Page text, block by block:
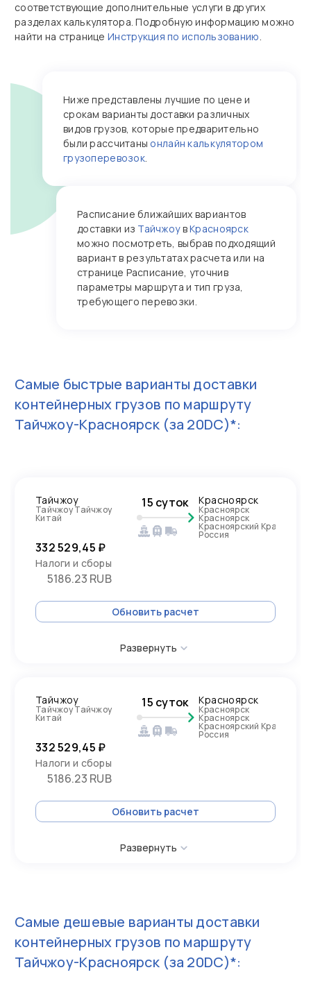
соответствующие дополнительные услуги в других
разделах калькулятора. Подробную информацию можно
найти на страницеИнструкция по использованию.
Ниже представлены лучшие по цене и
срокам варианты доставки различных
видов грузов, которые предварительно
были рассчитаны онлайн калькулятором
грузоперевозок.
Расписание ближайших вариантов
доставки из ТайчжоувКрасноярск
можно посмотреть, выбрав подходящий
вариант в результатах расчета или на
странице Расписание, уточнив
параметры маршрута и тип груза,
требующего перевозки.
Самые быстрые варианты доставки
контейнерных грузов по маршруту
Тайчжоу-Красноярск (за 20DC)*:
Тайчжоу
Тайчжоу Тайчжоу
Китай
15 суток Красноярск
Красноярск
Красноярск
Красноярский Край,
Россия
332 529,45 ₽
Налоги и сборы
5186.23 RUB
Обновить расчет
Развернуть
Тайчжоу
Тайчжоу Тайчжоу
Китай
15 суток Красноярск
Красноярск
Красноярск
Красноярский Край,
Россия
332 529,45 ₽
Налоги и сборы
5186.23 RUB
Обновить расчет
Развернуть
Самые дешевые варианты доставки
контейнерных грузов по маршруту
Тайчжоу-Красноярск (за 20DC)*: